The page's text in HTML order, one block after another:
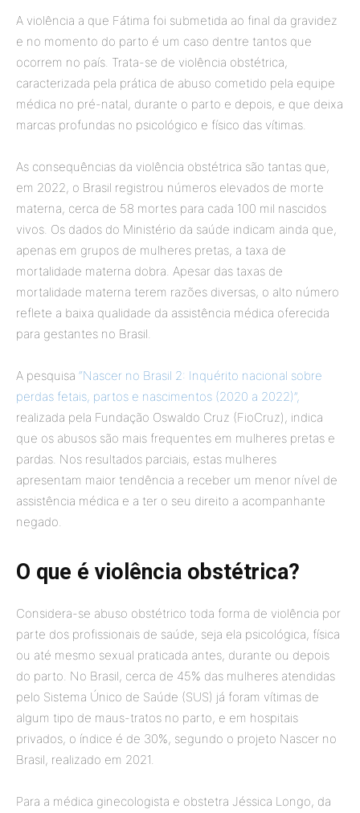
A violência a que Fátima foi submetida ao final da gravidez
e no momento do parto é um caso dentre tantos que
ocorrem no país. Trata-se de violência obstétrica,
caracterizada pela prática de abuso cometido pela equipe
médica no pré-natal, durante o parto e depois, e que deixa
marcas profundas no psicológico e físico das vítimas.
As consequências da violência obstétrica são tantas que,
em 2022, o Brasil registrou números elevados de morte
materna, cerca de 58 mortes para cada 100 mil nascidos
vivos. Os dados do Ministério da saúde indicam ainda que,
apenas em grupos de mulheres pretas, a taxa de
mortalidade materna dobra. Apesar das taxas de
mortalidade materna terem razões diversas, o alto número
reflete a baixa qualidade da assistência médica oferecida
para gestantes no Brasil.
A pesquisa “Nascer no Brasil 2: Inquérito nacional sobre
perdas fetais, partos e nascimentos (2020 a 2022)”,
realizada pela Fundação Oswaldo Cruz (FioCruz), indica
que os abusos são mais frequentes em mulheres pretas e
pardas. Nos resultados parciais, estas mulheres
apresentam maior tendência a receber um menor nível de
assistência médica e a ter o seu direito a acompanhante
negado.
O que é violência obstétrica?
Considera-se abuso obstétrico toda forma de violência por
parte dos profissionais de saúde, seja ela psicológica, física
ou até mesmo sexual praticada antes, durante ou depois
do parto. No Brasil, cerca de 45% das mulheres atendidas
pelo Sistema Único de Saúde (SUS) já foram vítimas de
algum tipo de maus-tratos no parto, e em hospitais
privados, o índice é de 30%, segundo o projeto Nascer no
Brasil, realizado em 2021.
Para a médica ginecologista e obstetra Jéssica Longo, da